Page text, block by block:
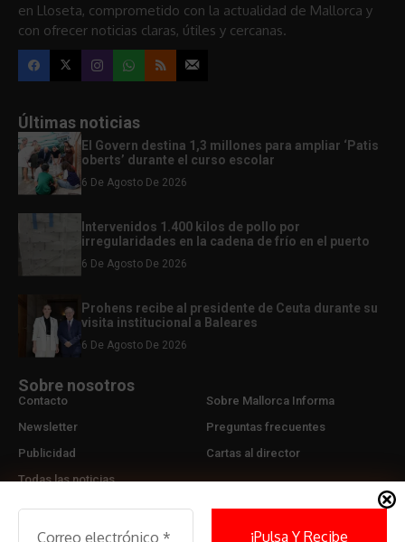
en Lloseta, comprometido con la actualidad de Mallorca y
con ofrecer noticias claras, útiles y cercanas.
Últimas noticias
El Govern destina 1,3 millones para ampliar ‘Patis
oberts’ durante el curso escolar
6 De Agosto De 2026
Intervenidos 1.400 kilos de pollo por
irregularidades en la cadena de frío en el puerto
6 De Agosto De 2026
Prohens recibe al presidente de Ceuta durante su
visita institucional a Baleares
6 De Agosto De 2026
Sobre nosotros
Contacto
Sobre Mallorca Informa
Newsletter
Preguntas frecuentes
Publicidad
Cartas al director
Todas las noticias